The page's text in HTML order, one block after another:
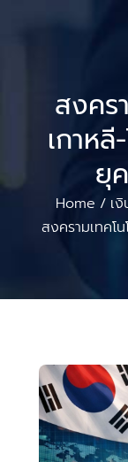
สงคร
เกาห
ยุ
Home / เ
สงครามเทคโ